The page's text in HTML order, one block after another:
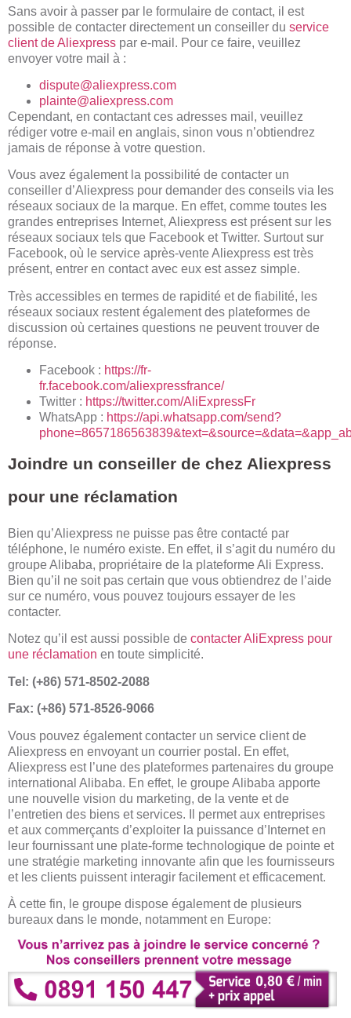
Sans avoir à passer par le formulaire de contact, il est
possible de contacter directement un conseiller du service
client de Aliexpress par e-mail. Pour ce faire, veuillez
envoyer votre mail à :
dispute@aliexpress.com
plainte@aliexpress.com
Cependant, en contactant ces adresses mail, veuillez
rédiger votre e-mail en anglais, sinon vous n’obtiendrez
jamais de réponse à votre question.
Vous avez également la possibilité de contacter un
conseiller d’Aliexpress pour demander des conseils via les
réseaux sociaux de la marque. En effet, comme toutes les
grandes entreprises Internet, Aliexpress est présent sur les
réseaux sociaux tels que Facebook et Twitter. Surtout sur
Facebook, où le service après-vente Aliexpress est très
présent, entrer en contact avec eux est assez simple.
Très accessibles en termes de rapidité et de fiabilité, les
réseaux sociaux restent également des plateformes de
discussion où certaines questions ne peuvent trouver de
réponse.
Facebook : https://fr-
fr.facebook.com/aliexpressfrance/
Twitter : https://twitter.com/AliExpressFr
WhatsApp : https://api.whatsapp.com/send?
Joindre un conseiller de chez Aliexpress
pour une réclamation
Bien qu’Aliexpress ne puisse pas être contacté par
téléphone, le numéro existe. En effet, il s’agit du numéro du
groupe Alibaba, propriétaire de la plateforme Ali Express.
Bien qu’il ne soit pas certain que vous obtiendrez de l’aide
sur ce numéro, vous pouvez toujours essayer de les
contacter.
Notez qu’il est aussi possible de contacter AliExpress pour
une réclamation en toute simplicité.
Tel: (+86) 571-8502-2088
Fax: (+86) 571-8526-9066
Vous pouvez également contacter un service client de
Aliexpress en envoyant un courrier postal. En effet,
Aliexpress est l’une des plateformes partenaires du groupe
international Alibaba. En effet, le groupe Alibaba apporte
une nouvelle vision du marketing, de la vente et de
l’entretien des biens et services. Il permet aux entreprises
et aux commerçants d’exploiter la puissance d’Internet en
leur fournissant une plate-forme technologique de pointe et
une stratégie marketing innovante afin que les fournisseurs
et les clients puissent interagir facilement et efficacement.
À cette fin, le groupe dispose également de plusieurs
bureaux dans le monde, notamment en Europe: